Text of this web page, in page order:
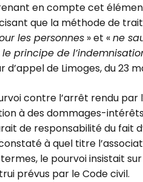
en compte cet
que la méthode de
les personnes » et «ne
principe de
d’appel de Limoges, du 23
contre l’arrêt rendu
à des dommages-
de responsabilité du fait
à quel titre
le pourvoi insistait
prévus par le Code civil.